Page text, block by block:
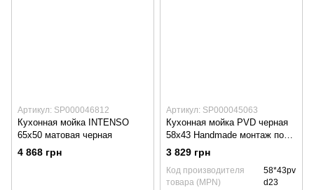
Артикул: SP000046812
Кухонная мойка INTENSO
65х50 матовая черная
4 868 грн
Артикул: SP000045063
Кухонная мойка PVD черная
58х43 Handmade монтаж под
столешницу
3 829 грн
Код производителя
товара (MPN)
58*43pv
d23